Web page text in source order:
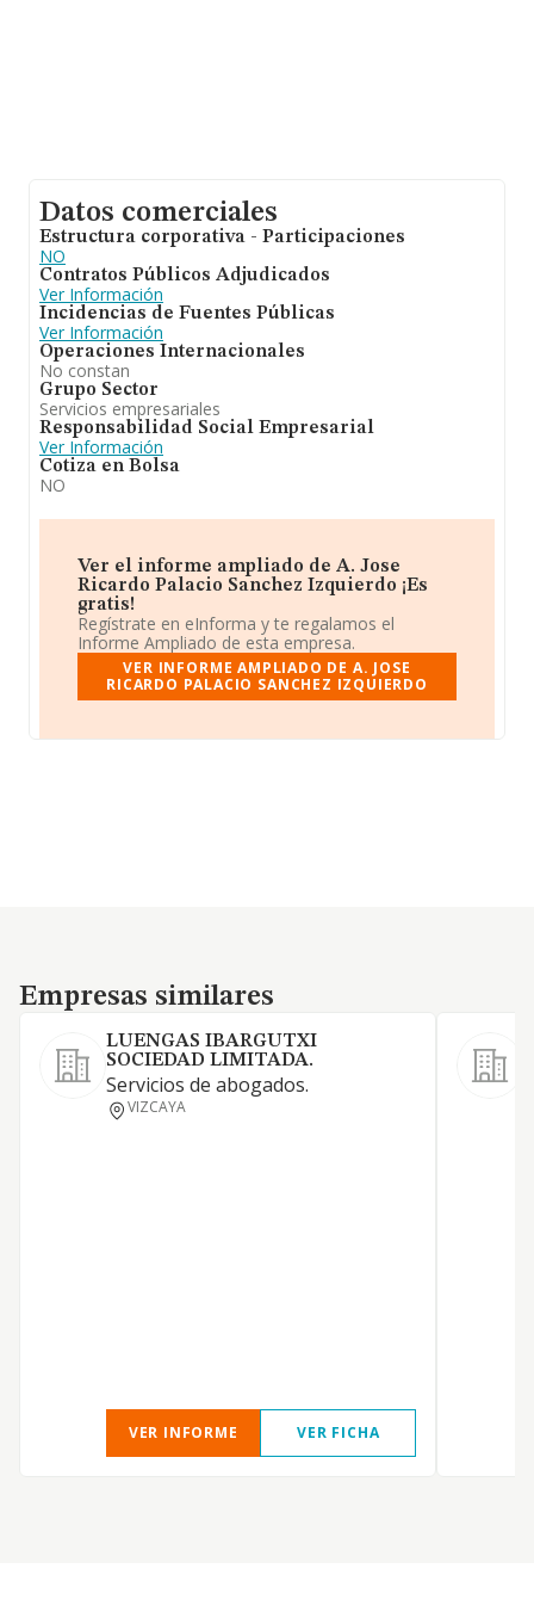
Datos comerciales
Estructura corporativa - Participaciones
NO
Contratos Públicos Adjudicados
Ver Información
Incidencias de Fuentes Públicas
Ver Información
Operaciones Internacionales
No constan
Grupo Sector
Servicios empresariales
Responsabilidad Social Empresarial
Ver Información
Cotiza en Bolsa
NO
Ver el informe ampliado de A. Jose
Ricardo Palacio Sanchez Izquierdo ¡Es
gratis!
Regístrate en eInforma y te regalamos el
Informe Ampliado de esta empresa.
VER INFORME AMPLIADO DE A. JOSE
RICARDO PALACIO SANCHEZ IZQUIERDO
Empresas similares
Empresas similares
LUENGAS IBARGUTXI
SOCIEDAD LIMITADA.
Servicios de abogados.
VIZCAYA
VER INFORME VER FICHA